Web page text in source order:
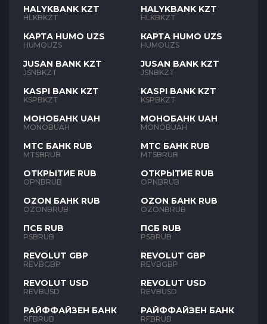
HALYKBANK KZT
HLKBKZT
КАРТА HUMO UZS
HUMOUZS
JUSAN BANK KZT
JSNBKZT
KASPI BANK KZT
KSPBKZT
МОНОБАНК UAH
MONOBUAH
МТС БАНК RUB
MTSBRUB
ОТКРЫТИЕ RUB
OPNBRUB
OZON БАНК RUB
OZONBRUB
ПСБ RUB
PSBRUB
REVOLUT GBP
REVBGBP
REVOLUT USD
REVBUSD
РАЙФФАЙЗЕН БАНК
RFBRUB
HALYKBANK KZT
HLKBKZT
КАРТА HUMO UZS
HUMOUZS
JUSAN BANK KZT
JSNBKZT
KASPI BANK KZT
KSPBKZT
МОНОБАНК UAH
MONOBUAH
МТС БАНК RUB
MTSBRUB
ОТКРЫТИЕ RUB
OPNBRUB
OZON БАНК RUB
OZONBRUB
ПСБ RUB
PSBRUB
REVOLUT GBP
REVBGBP
REVOLUT USD
REVBUSD
РАЙФФАЙЗЕН БАНК
RFBRUB